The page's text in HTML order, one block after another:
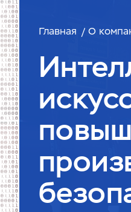
Главная О